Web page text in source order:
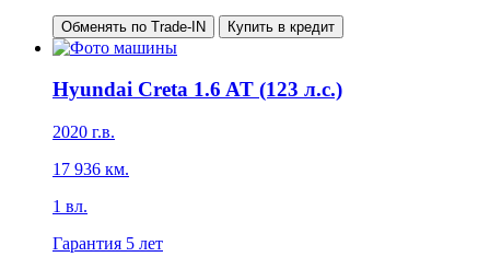
Обменять по Trade-IN Купить в кредит
Hyundai Creta 1.6 AT (123 л.с.)
2020 г.в.
17 936 км.
1 вл.
Гарантия 5 лет